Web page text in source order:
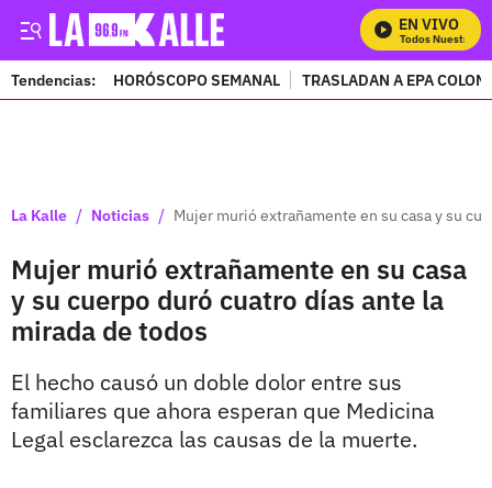
EN VIVO
Mira Todos Nuestros
Tendencias: HORÓSCOPO SEMANAL TRASLADAN A EPA
La Kalle / Noticias / Mujer murió extrañamente en su casa y su
Mujer murió extrañamente en su casa
y su cuerpo duró cuatro días ante la
mirada de todos
El hecho causó un doble dolor entre sus
familiares que ahora esperan que Medicina
Legal esclarezca las causas de la muerte.